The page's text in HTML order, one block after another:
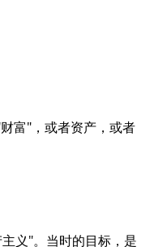
富"，或者资产，或者
义"。当时的目标，是